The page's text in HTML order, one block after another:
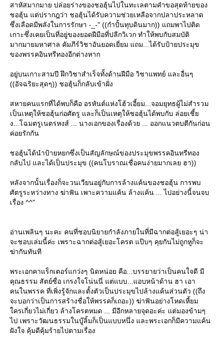
สาหัสมากมาย ปล่อยร่างของชอฮุ้นไปในทะเลตามคำขอสุดท้ายของ
ชอฮุ้น แต่ปรากฎว่า ชอฮุ้นได้รับความช่วยเหลือจากปลาประหลาด
ซึ่งเลือดมีพลังในการรักษา -_-" ((กำปั้นทุบดินมาก)) แถมพาไปติด
เกาะซึ่งเคยเป็นที่อยู่ของยอดฝีมือที่ปลีกวิเวก ทำให้พบกับสมบัติ
มากมายมหาศาล คัมภีร์วิชาอันยอดเยี่ยม แถม...ได้รับป้ายประมุข
ของพรรคอินทรีทองอีกต่างหาก
อยู่บนเกาะสามปี ฝึกวิชาสำเร็จทั้งด้านฝีมือ วิชาแพทย์ และอื่นๆ
((อัจฉริยะสุดๆ)) ชอฮุ้นก็กลับเข้าฝั่ง
สหายคนแรกที่ได้พบก็คือ อรหันต์แห่งโฮ้วเอี้ยม...จอมยุทธผู้ไม่สำรวม
เป็นเหตุให้ชอฮุ้นก่อศัตรู และก็เป็นเหตุให้ชอฮุ้นได้พบกับ ล่อยเชี้
ง...โฉมตรูเนตรหงส์ ... นางเอกของเรื่องด้วย ... ออกแนวตบตีกันก่อน
ค่อยรักกัน
ชอฮุ้นได้นำป้ายหยกซึ่งเป็นสัญลักษณ์ของประมุขพรรคอินทรีทอง
กลับไป และได้เป็นประมุข ((คนโบราณเชื่อคนง่ายมากเลย ฮา))
หลังจากนั้นเรื่องก็จะวนเวียนอยู่กับการล้างแค้นของชอฮุ้น การพบ
ศัตรูระหว่างทาง ฆ่าฟัน เพาะความแค้น ล้างแค้น ... ไปอย่างนี้จนจบ
เรื่อง ^^"
อ่านเพลินๆ นะคะ คนที่ชอบนิยายกำลังภายในที่มีฉากต่อสู้เยอะๆ น่า
จะชอบเล่มนี้ค่ะ เพราะฉากต่อสู้เยอะโครต แป๊บๆ คุยกันไม่ถูกหูก็จะ
ฆ่ากันทันที
พระเอกคาแร็กเตอร์แกว่งๆ นิดหน่อย คือ...บรรยายว่าเป็นคนใจดี มี
คุณธรรม สัตย์ซื่อ เกรงใจโน่นนี่ แต่แบบ...แอบหน้าด้าน ฮา เอา
คนในพรรค ที่เพิ่งรู้จักและตั้งตัวเป็นประมุขไปล้างแค้นส่วนตัว ((ถึง
จะบอกว่าเป็นการสร้างชื่อให้พรรคก็เถอะ)) ฆ่าฟันอย่างโหดเหี้ยม
ครเกี่ยวไม่เกี่ยว ล้างโครตหมด ... มีอีกหลายจุดอะค่ะ แต่มองข้ามๆ
ไป เพราะวัฒนธรรมในบู๊ลิ้มก็เป็นแบบหนึ่ง และพระเอกก็มีความแค้น
ฝังใจ คุ้มดีคุ้มร้ายไปตามเรื่อง